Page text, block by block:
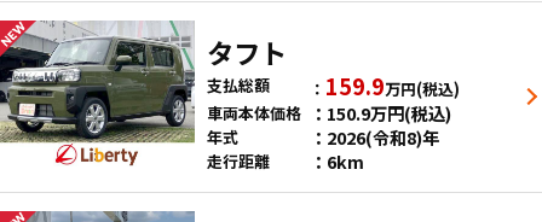
タフト
支払総額 159.9万円(税込)
車両本体価格
150.9万円(税込)
年式 2026(令和8)年
走行距離 6km